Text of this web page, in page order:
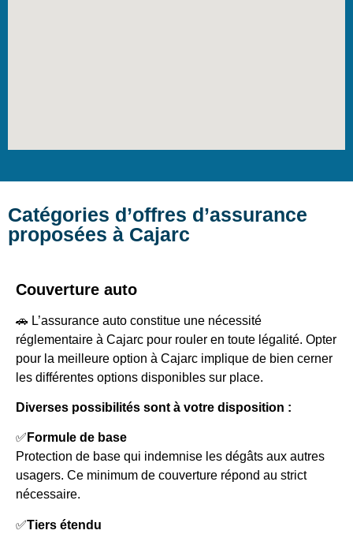
Catégories d’offres d’assurance
proposées à Cajarc
Couverture auto
🚗 L’assurance auto constitue une nécessité
réglementaire à Cajarc pour rouler en toute légalité. Opter
pour la meilleure option à Cajarc implique de bien cerner
les différentes options disponibles sur place.
Diverses possibilités sont à votre disposition :
✅ Formule de base
Protection de base qui indemnise les dégâts aux autres
usagers. Ce minimum de couverture répond au strict
nécessaire.
✅Tiers étendu